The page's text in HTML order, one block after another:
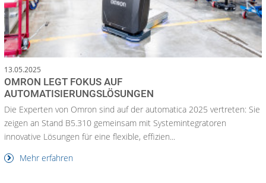
13.05.2025
OMRON LEGT FOKUS AUF
AUTOMATISIERUNGSLÖSUNGEN
Die Experten von Omron sind auf der automatica 2025 vertreten: Sie
zeigen an Stand B5.310 gemeinsam mit Systemintegratoren
innovative Lösungen für eine flexible, effizien...
Mehr erfahren